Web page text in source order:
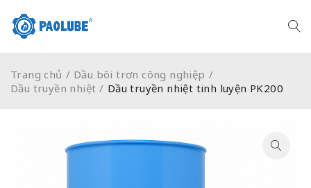
Trang chủ / Dầu bôi trơn công nghiệp /
Dầu truyền nhiệt / Dầu truyền nhiệt tinh luyện PK200